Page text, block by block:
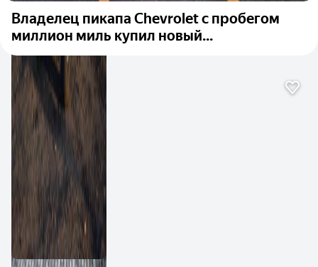
Владелец пикапа Chevrolet с пробегом
миллион миль купил новый...